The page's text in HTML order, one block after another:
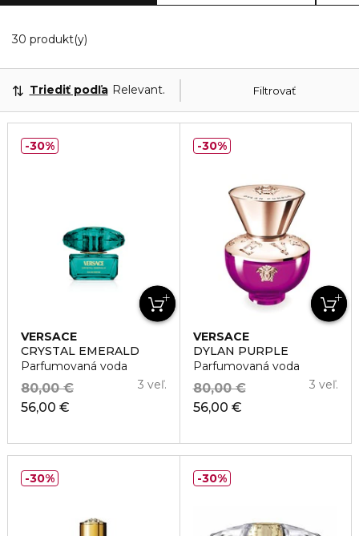
30 produkt(y)
Filtrovať
Triediť podľa Relevantnosť
VERSACE
CRYSTAL EMERALD
Parfumovaná voda
56,00 €
80,00 € 3 veľ.
30%
VERSACE
DYLAN PURPLE
Parfumovaná voda
56,00 €
80,00 € 3 veľ.
30%
30% 30%